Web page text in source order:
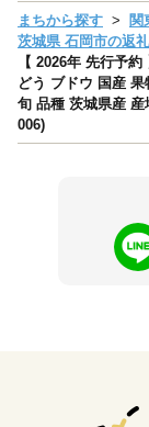
まちから探す 関
茨城県 石岡市の返
【 2026年 先行予
どう ブドウ 国産
旬 品種 茨城県産
006)